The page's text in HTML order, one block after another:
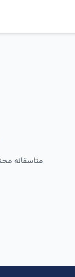
متاسفانه